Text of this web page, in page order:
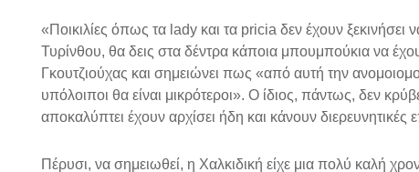
«Ποικιλίες όπως τα lady και τα pricia δεν έχουν ξεκινήσει
Τυρίνθου, θα δεις στα δέντρα κάποια μπουμπούκια να
Γκουτζιούχας και σημειώνει πως «από αυτή την
υπόλοιποι θα είναι μικρότεροι». Ο ίδιος, πάντως, δεν
αποκαλύπτει έχουν αρχίσει ήδη και κάνουν διερευνητικές
Πέρυσι, να σημειωθεί, η Χαλκιδική είχε μια πολύ καλή